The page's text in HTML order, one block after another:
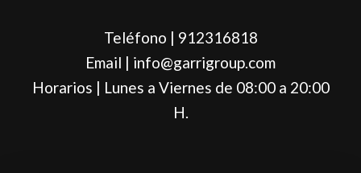
k
a
m
n
Teléfono | 912316818
Email | info@garrigroup.com
Horarios | Lunes a Viernes de 08:00 a 20:00
H.